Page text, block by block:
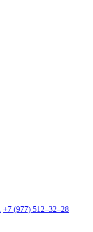
+7 (977) 512–32–28